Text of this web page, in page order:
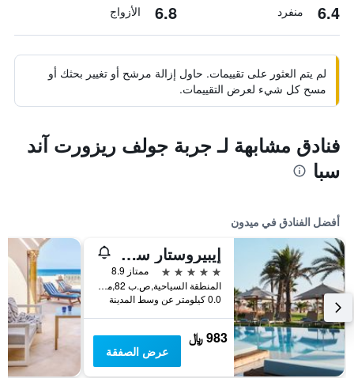
6.4 منفرد 6.8 الأزواج
لم يتم العثور على تقييمات. حاول إزالة مرشح أو تغيير بحثك أو
مسح كل شيء لعرض التقييمات.
فنادق مشابهة لـ جربة جولف ريزورت آند
سبا
أفضل الفنادق في ميدون
إيبيروستار سيلكشن إيوليا جربة
5 نجوم
ممتاز 8.9
المنطقة السياحية,ص.ب 82,ميدون, تونس, ميدون, تونس
0.0 كيلومتر عن وسط المدينة
983 ﷼
عرض الصفقة